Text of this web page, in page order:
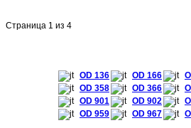
Страница 1 из 4
OD 136 OD 166
OD 358
OD 366
OD 901
OD 902
OD 959
OD 967